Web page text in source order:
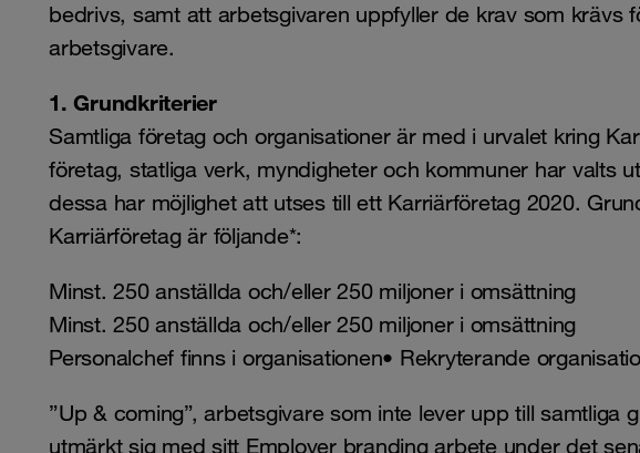
bedrivs, samt att arbetsgivaren uppfyller de krav som krävs
arbetsgivare.
1. Grundkriterier
Samtliga företag och organisationer är med i urvalet kring
företag, statliga verk, myndigheter och kommuner har valts
dessa har möjlighet att utses till ett Karriärföretag 2020.
Karriärföretag är följande*:
Minst. 250 anställda och/eller 250 miljoner i omsättning
Minst. 250 anställda och/eller 250 miljoner i omsättning
Personalchef finns i organisationen• Rekryterande
”Up & coming”, arbetsgivare som inte lever upp till samtliga
utmärkt sig med sitt Employer branding arbete under det